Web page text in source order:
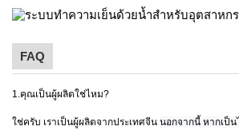
FAQ
1.คุณเป็นผู้ผลิตใช่ไหม?
ใช่ครับ เราเป็นผู้ผลิตจากประเทศจีน นอกจากนี้ หากเป็น